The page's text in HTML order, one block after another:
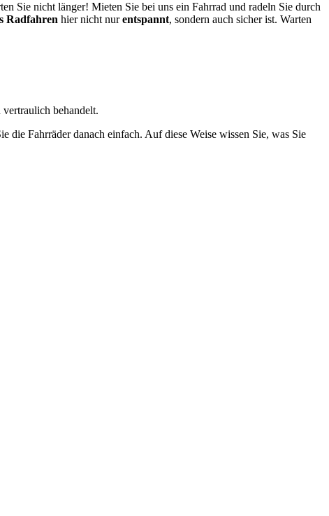
Sie nicht länger! Mieten Sie bei uns ein Fahrrad und radeln Sie durch
Radfahren hier nicht nurentspannt, sondern auch sicher ist. Warten
behandelt.
die Fahrräder danach einfach. Auf diese Weise wissen Sie, was Sie